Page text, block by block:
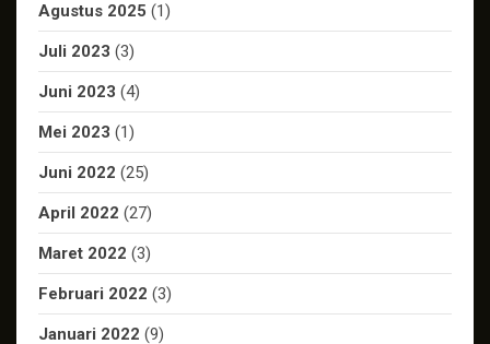
Agustus 2025 (1)
Juli 2023 (3)
Juni 2023 (4)
Mei 2023 (1)
Juni 2022 (25)
April 2022 (27)
Maret 2022 (3)
Februari 2022 (3)
Januari 2022 (9)